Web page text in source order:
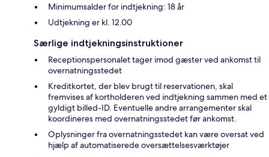
Minimumsalder for indtjekning: 18 år
Udtjekning er kl. 12.00
Særlige indtjekningsinstruktioner
Receptionspersonalet tager imod gæster ved ankomst til
overnatningsstedet
Kreditkortet, der blev brugt til reservationen, skal
fremvises af kortholderen ved indtjekning sammen med et
gyldigt billed-ID. Eventuelle andre arrangementer skal
koordineres med overnatningsstedet før ankomst.
Oplysninger fra overnatningsstedet kan være oversat ved
hjælp af automatiserede oversættelsesværktøjer